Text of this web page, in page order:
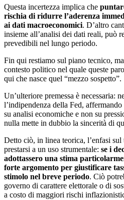
Questa incertezza implica che
rischia di ridurre l’aderenza
ai dati macroeconomici. D’altro
insieme all’analisi dei dati reali, può
prevedibili nel lungo periodo.
Fin qui restiamo sul piano tecnico,
contesto politico nel quale queste
qui che nasce quel “mezzo sospetto”.
Un’ulteriore premessa è necessaria:
l’indipendenza della Fed,
su analisi economiche e non su
nulla mette in dubbio la sincerità di
Detto ciò, in linea teorica, l’enfasi sul
prestarsi a un uso strumentale: se i
adottassero una stima
forte argomento per giustificare
stimolo nel breve periodo. Ciò
governo di carattere elettorale o di
a costo di maggiori rischi